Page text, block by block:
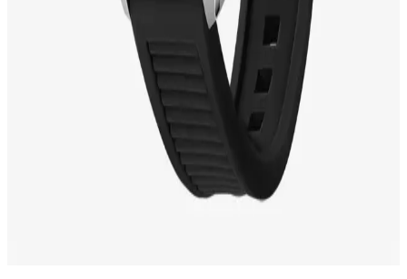
Gant Kadın Saatleri: Modern Tasarımlar ve Moda
Trendleriyle Şıklık ve Fonksiyonellik
Gant kadın saatleri, şık tasarımları ve fonksiyonel özellikleriyle
günlük ve özel kullanımlarınıza uyum sağlar, kalite ve estetiği bir
Lacoste unisex saatleri: zarafet ve fonksiyonelliğiyle
modern moda trendlerinde öne çıkan tasarımlar
Lacoste’un unisex saatleri, minimalist tasarımları ve şık detaylarıyla